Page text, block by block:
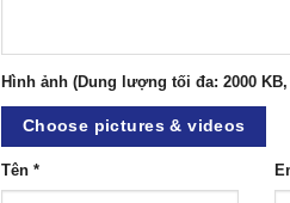
Hình ảnh (Dung lượng tối đa: 2000
Choose pictures & videos
Tên*